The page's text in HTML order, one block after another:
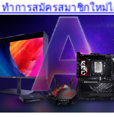
ารสมัครสมาชิกใหม่ได้